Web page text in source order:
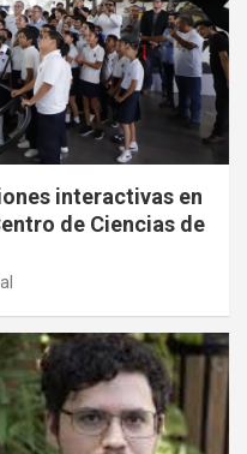
interactivas en
de Ciencias de